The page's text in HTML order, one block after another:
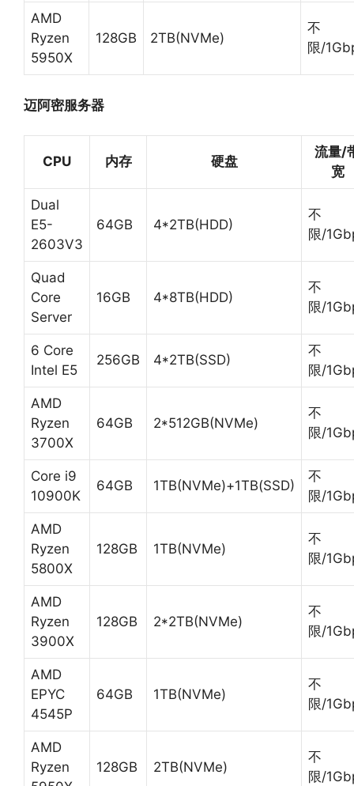
AMD
Ryzen
5950X
128GB 2TB(NVMe)
不
限/
迈阿密服务器
CPU 内存 硬盘
流量/
宽
Dual
E5-
2603V3
64GB 4*2TB(HDD)
不
限/
Quad
Core
Server
16GB 4*8TB(HDD)
不
限/
6 Core
Intel E5
256GB 4*2TB(SSD)
不
限/
AMD
Ryzen
3700X
64GB 2*512GB(NVMe)
不
限/
Core i9
10900K
64GB 1TB(NVMe)+1TB(SSD)
不
限/
AMD
Ryzen
5800X
128GB 1TB(NVMe)
不
限/
AMD
Ryzen
3900X
128GB 2*2TB(NVMe)
不
限/
AMD
EPYC
4545P
64GB 1TB(NVMe)
不
限/
AMD
Ryzen
128GB 2TB(NVMe)
不
限/